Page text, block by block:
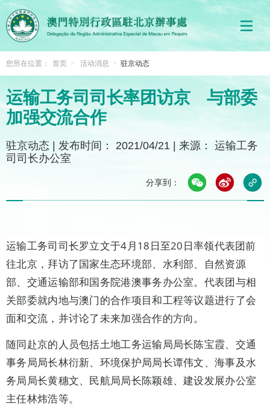
您所在位置： 首页 > 活动消息 > 驻京动态
运输工务司司长率团访京 与部委
加强交流合作
驻京动态 | 发布时间： 2021/04/21 | 来源： 运输工务
司司长办公室
分享到：
运输工务司司长罗立文于4月18日至20日率领代表团前
往北京，拜访了国家生态环境部、水利部、自然资源
部、交通运输部和国务院港澳事务办公室。代表团与相
关部委就内地与澳门的合作项目和工程等议题进行了会
面和交流，并讨论了未来加强合作的方向。
随同赴京的人员包括土地工务运输局局长陈宝霞、交通
事务局局长林衍新、环境保护局局长谭伟文、海事及水
务局局长黄穗文、民航局局长陈颖雄、建设发展办公室
主任林炜浩等。